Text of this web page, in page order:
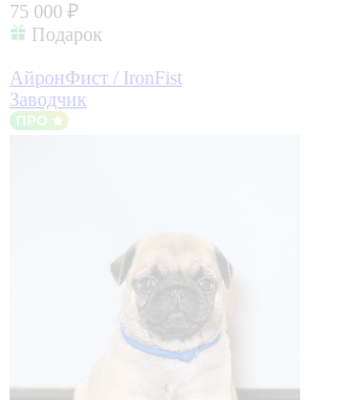
75 000 ₽
Подарок
АйронФист / IronFist
Заводчик